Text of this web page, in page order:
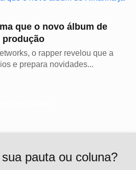
que o novo álbum de
produção
o rapper revelou que a
e prepara novidades...
pauta ou coluna?